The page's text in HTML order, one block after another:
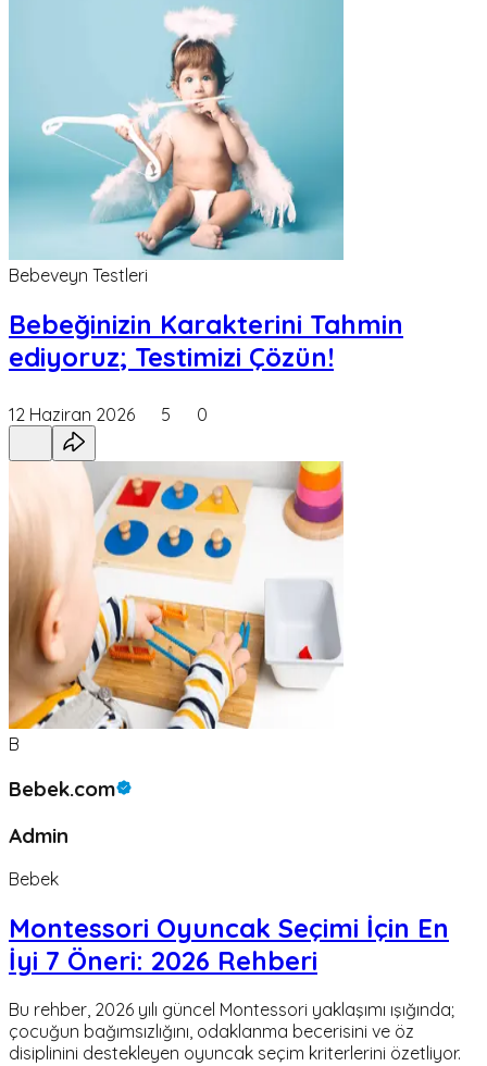
Bebeveyn Testleri
Bebeğinizin Karakterini Tahmin
ediyoruz; Testimizi Çözün!
12 Haziran 2026 5 0
B
Bebek.com
Admin
Bebek
Montessori Oyuncak Seçimi İçin En
İyi 7 Öneri: 2026 Rehberi
Bu rehber, 2026 yılı güncel Montessori yaklaşımı ışığında;
çocuğun bağımsızlığını, odaklanma becerisini ve öz
disiplinini destekleyen oyuncak seçim kriterlerini özetliyor.